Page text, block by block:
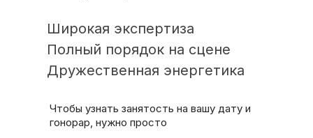
Чтобы узнать занятость на вашу дату и
гонорар, нужно просто
Дружественная энергетика
Широкая экспертиза
Полный порядок на сцене